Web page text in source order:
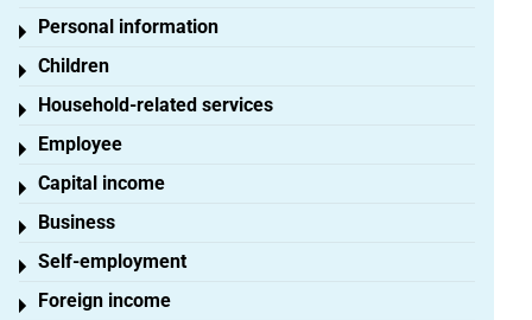
Personal information
Toggle menu
Children
Toggle menu
Household-related services
Toggle menu
Employee
Toggle menu
Capital income
Toggle menu
Business
Toggle menu
Self-employment
Toggle menu
Foreign income
Toggle menu